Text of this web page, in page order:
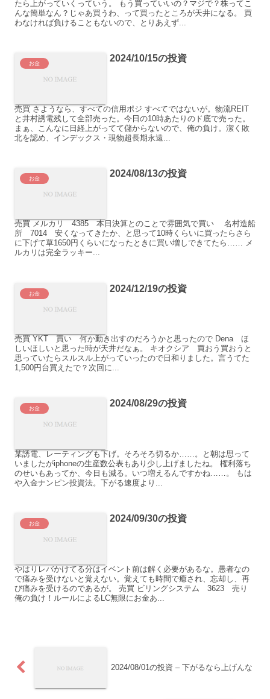
たら上がっていくっていう。 もう買っていいの？マジで？株ってこ
んな簡単なん？じゃあ買うわ、って買ったところが天井になる。 買
わなければ負けることもないので、とりあえず...
お金 2024/10/15の投資
売買 さようなら、すべての信用ポジ すべてではないが。物流REIT
と井村誘電残して全部売った。今日の10時あたりのド底で売った。
まぁ、こんなに日経上がってて儲からないので、俺の負け。潔く敗
北を認め、インデックス・現物超長期永遠...
お金 2024/08/13の投資
売買 メルカリ 4385 本日決算とのことで雰囲気で買い 名村造船
所 7014 安くなってきたか、と思って10時くらいに買ったらさら
に下げて草1650円くらいになったときに買い増しできてたら…… メ
ルカリは完全ラッキー...
お金 2024/12/19の投資
売買 YKT 買い 何か動き出すのだろうかと思ったので Dena ほ
しいほしいと思った時が天井だなぁ。 キオクシア 買おう買おうと
思っていたらスルスル上がっていったので日和りました。言うてた
1,500円台買えたで？次回に...
お金 2024/08/29の投資
某誘電、レーティングも下げ。そろそろ切るか……。と朝は思って
いましたがiphoneの生産数公表もあり少し上げましたね。 権利落ち
のせいもあってか、今日も減る。いつ増えるんですかね……。 もは
や入金ナンピン投資法。下がる速度より...
お金 2024/09/30の投資
やはりレバかけてる分はイベント前は解く必要があるな。愚者なの
で痛みを受けないと覚えない。覚えても時間で癒され、忘却し、再
び痛みを受けるのであるが。 売買 ビリングシステム 3623 売り
俺の負け！ルールによるLC無限にお金あ...
2024/08/01の投資 – 下がるなら上げんな